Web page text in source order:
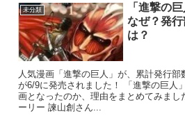
未分類
「進撃の
なぜ？発
は？
人気漫画「進撃の巨人」が、累計発行部
が6/9に発売されました！ 「進撃の巨人
画となったのか、理由をまとめてみまし
ーリー 諫山創さん...